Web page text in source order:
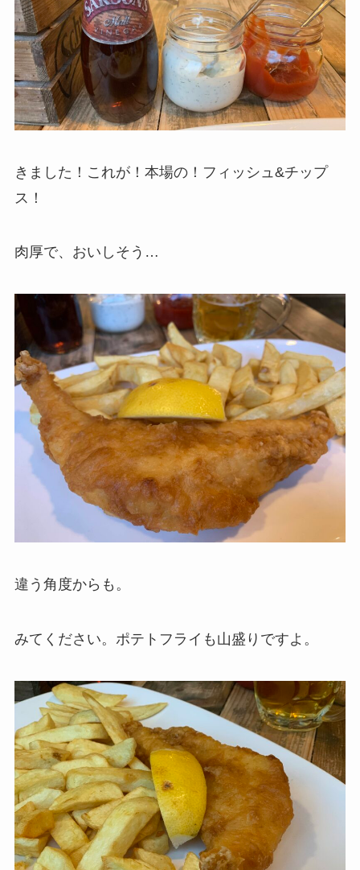
きました！これが！本場の！フィッシュ&チップ
ス！
肉厚で、おいしそう…
違う角度からも。
みてください。ポテトフライも山盛りですよ。